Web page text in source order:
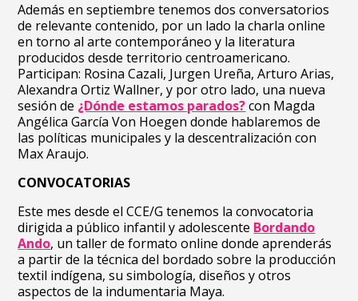
Además en septiembre tenemos dos conversatorios
de relevante contenido, por un lado la charla online
en torno al arte contemporáneo y la literatura
producidos desde territorio centroamericano.
Participan: Rosina Cazali, Jurgen Ureña, Arturo Arias,
Alexandra Ortiz Wallner, y por otro lado, una nueva
sesión de ¿Dónde estamos parados?con Magda
Angélica García Von Hoegen donde hablaremos de
las políticas municipales y la descentralización con
Max Araujo.
CONVOCATORIAS
Este mes desde el CCE/G tenemos la convocatoria
dirigida a público infantil y adolescente Bordando
Ando, un taller de formato online donde aprenderás
a partir de la técnica del bordado sobre la producción
textil indígena, su simbología, diseños y otros
aspectos de la indumentaria Maya.